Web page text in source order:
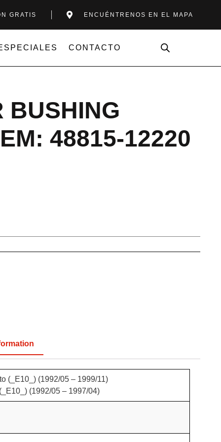
GRATIS ENCUÉNTRENOS EN EL MAPA
CONTACTO
BUSHING
48815-12220
(_E10_) (1992/05 – 1999/11)
(1992/05 – 1997/04)